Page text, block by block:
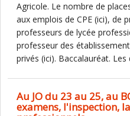
Agricole. Le nombre de
aux emplois de CPE (ici), de
professeurs de lycée
professeur des
privés (ici). Baccalauréat.
Au JO du 23 au 25, au
examens, l'inspection,